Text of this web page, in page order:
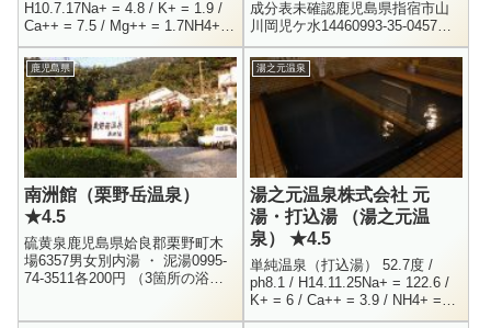
H10.7.17Na+ = 4.8 / K+ = 1.9 /
Ca++ = 7.5 / Mg++ = 1.7NH4+ =
5.8 / Cl-...
成分表未確認鹿児島県指宿市山
川岡児ケ水14460993-35-0457男
女別内湯250円9:30 - 18:00薩摩
富士こと、開門岳の見上げる事
が出来る...
鹿児島県
南洲館（栗野岳温泉）
★4.5
硫黄泉鹿児島県姶良郡栗野町木
場6357男女別内湯 ・ 泥湯0995-
74-3511各200円 （3箇所の浴槽
湯之元温泉
湯之元温泉株式会社 元
湯・打込湯 （湯之元温
泉） ★4.5
単純温泉（打込湯） 52.7度 /
ph8.1 / H14.11.25Na+ = 122.6 /
K+ = 6 / Ca++ = 3.9 / NH4+ =
2Cl- = 42.9 ...